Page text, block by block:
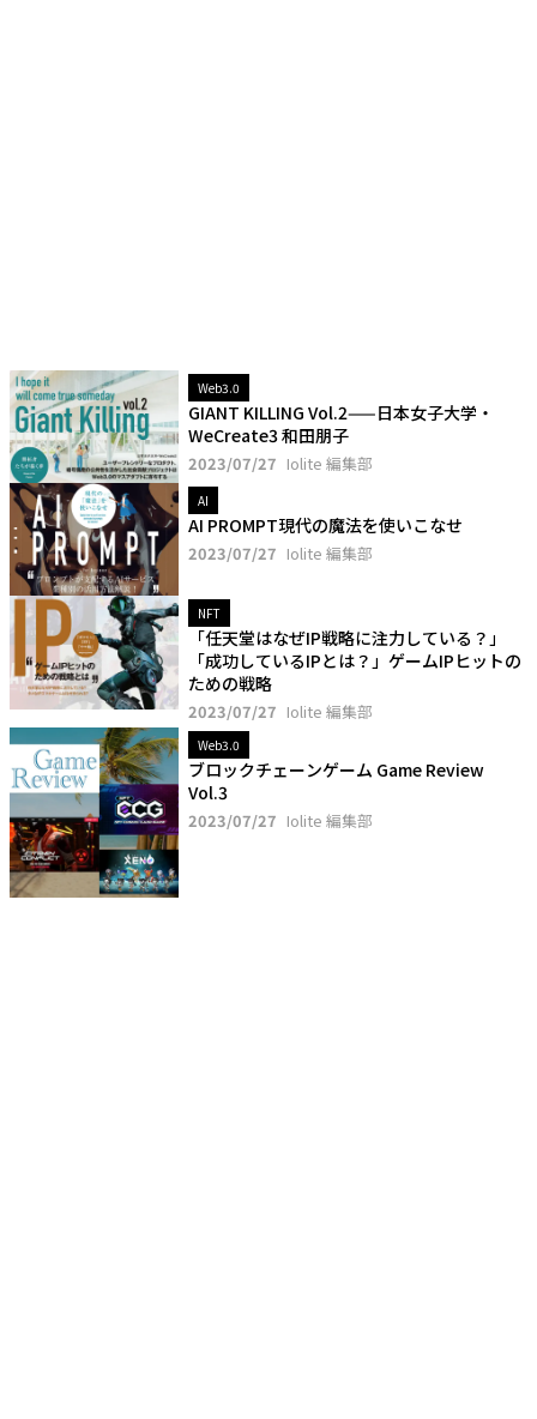
Web3.0
GIANT KILLING Vol.2——日本女子大学・
WeCreate3 和田朋子
2023/07/27 Iolite 編集部
AI
AI PROMPT現代の魔法を使いこなせ
2023/07/27 Iolite 編集部
NFT
「任天堂はなぜIP戦略に注力している？」
「成功しているIPとは？」ゲームIPヒットの
ための戦略
2023/07/27 Iolite 編集部
Web3.0
ブロックチェーンゲーム Game Review
Vol.3
2023/07/27 Iolite 編集部